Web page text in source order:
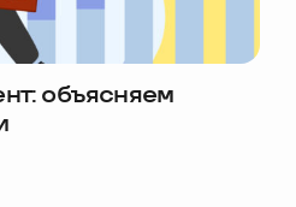
объясняем